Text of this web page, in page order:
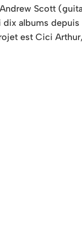
Scott
albums
est Cici